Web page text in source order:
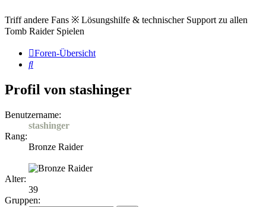
Triff andere Fans ※ Lösungshilfe & technischer Support zu allen
Tomb Raider Spielen
Foren-Übersicht
Suche
Profil von stashinger
Benutzername:
stashinger
Rang:
Bronze Raider
Alter:
39
Gruppen: